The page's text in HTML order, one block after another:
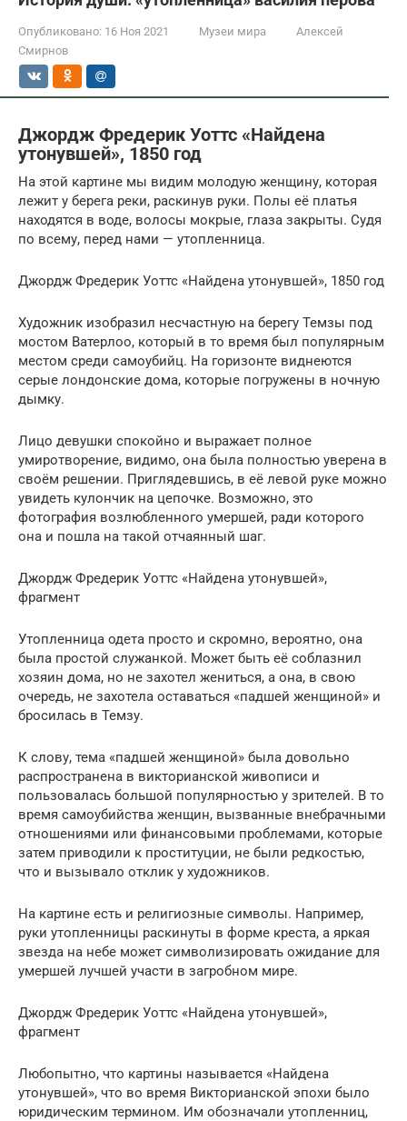
Опубликовано: 16 Ноя 2021 Музеи мира
Алексей
Смирнов
Джордж Фредерик Уоттс «Найдена
утонувшей», 1850 год
На этой картине мы видим молодую женщину, которая
лежит у берега реки, раскинув руки. Полы её платья
находятся в воде, волосы мокрые, глаза закрыты. Судя
по всему, перед нами — утопленница.
Джордж Фредерик Уоттс «Найдена утонувшей», 1850 год
Художник изобразил несчастную на берегу Темзы под
мостом Ватерлоо, который в то время был популярным
местом среди самоубийц. На горизонте виднеются
серые лондонские дома, которые погружены в ночную
дымку.
Лицо девушки спокойно и выражает полное
умиротворение, видимо, она была полностью уверена в
своём решении. Приглядевшись, в её левой руке можно
увидеть кулончик на цепочке. Возможно, это
фотография возлюбленного умершей, ради которого
она и пошла на такой отчаянный шаг.
Джордж Фредерик Уоттс «Найдена утонувшей»,
фрагмент
Утопленница одета просто и скромно, вероятно, она
была простой служанкой. Может быть её соблазнил
хозяин дома, но не захотел жениться, а она, в свою
очередь, не захотела оставаться «падшей женщиной» и
бросилась в Темзу.
К слову, тема «падшей женщиной» была довольно
распространена в викторианской живописи и
пользовалась большой популярностью у зрителей. В то
время самоубийства женщин, вызванные внебрачными
отношениями или финансовыми проблемами, которые
затем приводили к проституции, не были редкостью,
что и вызывало отклик у художников.
На картине есть и религиозные символы. Например,
руки утопленницы раскинуты в форме креста, а яркая
звезда на небе может символизировать ожидание для
умершей лучшей участи в загробном мире.
Джордж Фредерик Уоттс «Найдена утонувшей»,
фрагмент
Любопытно, что картины называется «Найдена
утонувшей», что во время Викторианской эпохи было
юридическим термином. Им обозначали утопленниц,